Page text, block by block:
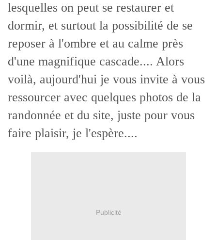
lesquelles on peut se restaurer et
dormir, et surtout la possibilité de se
reposer à l'ombre et au calme près
d'une magnifique cascade.... Alors
voilà, aujourd'hui je vous invite à vous
ressourcer avec quelques photos de la
randonnée et du site, juste pour vous
faire plaisir, je l'espère....
Publicité